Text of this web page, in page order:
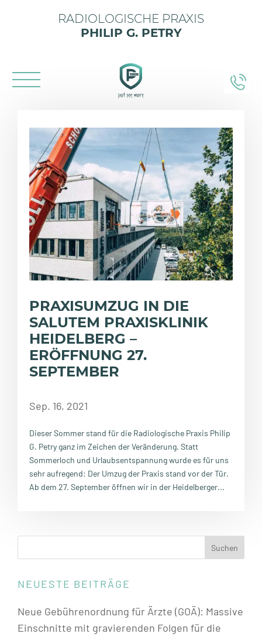
RADIOLOGISCHE PRAXIS
PHILIP G. PETRY
PRAXISUMZUG IN DIE
SALUTEM PRAXISKLINIK
HEIDELBERG –
ERÖFFNUNG 27.
SEPTEMBER
Sep. 16, 2021
Dieser Sommer stand für die Radiologische Praxis Philip
G. Petry ganz im Zeichen der Veränderung. Statt
Sommerloch und Urlaubsentspannung wurde es für uns
sehr aufregend: Der Umzug der Praxis stand vor der Tür.
Ab dem 27. September öffnen wir in der Heidelberger...
NEUESTE BEITRÄGE
Neue Gebührenordnung für Ärzte (GOÄ): Massive
Einschnitte mit gravierenden Folgen für die